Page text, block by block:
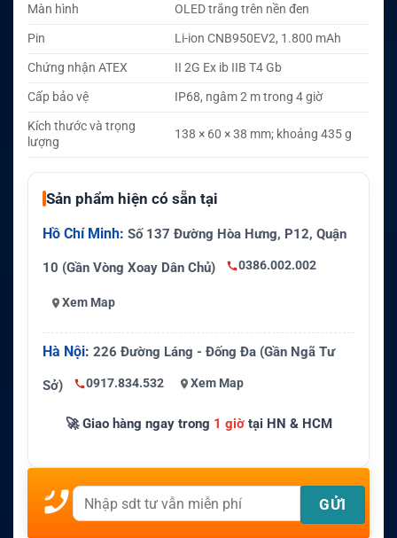
Màn hình
OLED trắng trên nền đen
Pin
Li-ion CNB950EV2, 1.800 mAh
Chứng nhận ATEX
II 2G Ex ib IIB T4 Gb
Cấp bảo vệ
IP68, ngâm 2 m trong 4 giờ
Kích thước và trọng
lượng
138 × 60 × 38 mm; khoảng 435 g
Sản phẩm hiện có sẵn tại
Hồ Chí Minh: Số 137 Đường Hòa Hưng, P12, Quận
10 (Gần Vòng Xoay Dân Chủ) 0386.002.002
Xem Map
Hà Nội: 226 Đường Láng - Đống Đa (Gần Ngã Tư
Sở) 0917.834.532 Xem Map
🚀 Giao hàng ngay trong 1 giờtại HN & HCM